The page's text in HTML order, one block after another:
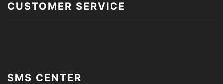
CUSTOMER SERVICE
SMS CENTER